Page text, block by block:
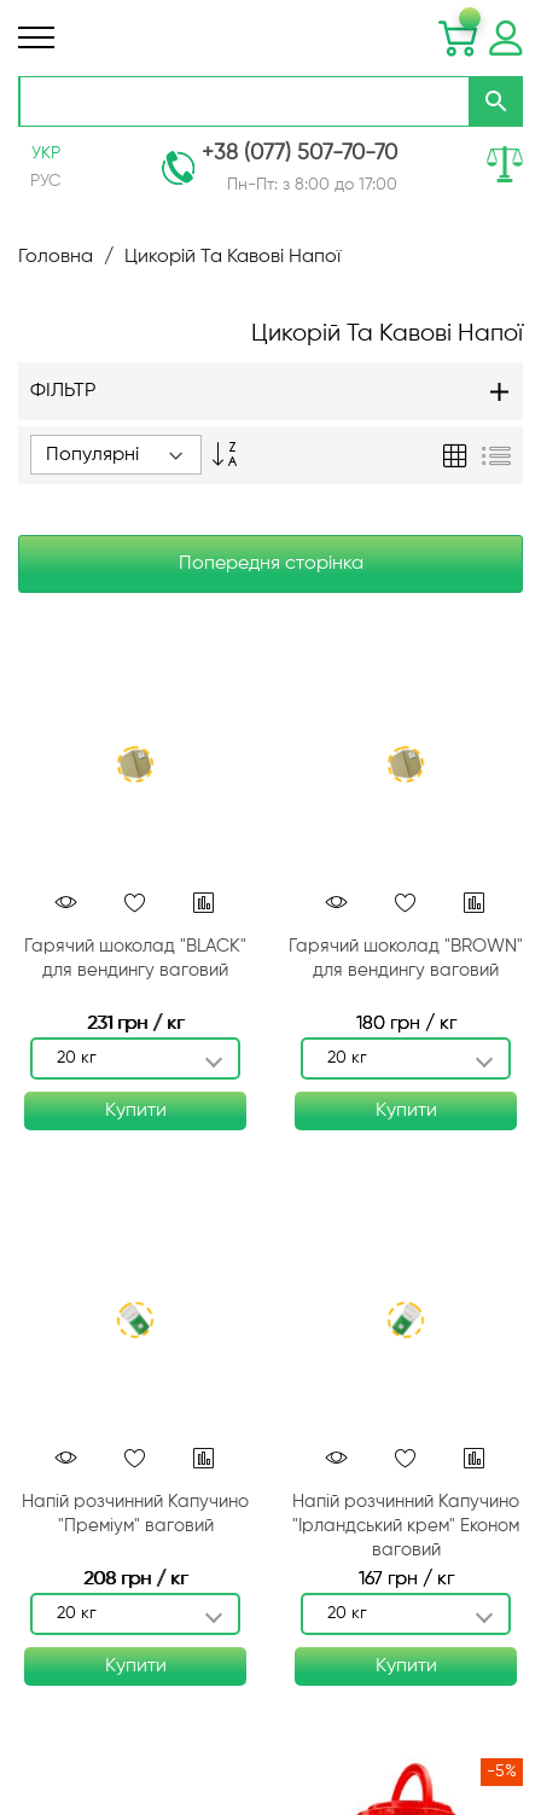
УКР
РУС
+38 (077) 507-70-70
Пн-Пт: з 8:00 до 17:00
Головна Цикорій Та Кавові Напої
Цикорій Та Кавові Напої
ФІЛЬТР
у
Таблиця
Попередня сторінка
Гарячий шоколад "BLACK"
для вендингу ваговий
231 грн / кг
20 кг
Купити
Гарячий шоколад "BROWN"
для вендингу ваговий
180 грн / кг
20 кг
Купити
Напій розчинний Капучино
"Преміум" ваговий
208 грн / кг
20 кг
Купити
Напій розчинний Капучино
"Ірландський крем" Економ
ваговий
167 грн / кг
20 кг
Купити
-5%